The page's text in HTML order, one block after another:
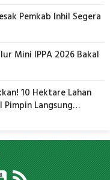
Pemkab Inhil Segera
Mini IPPA 2026 Bakal
10 Hektare Lahan
Langsung